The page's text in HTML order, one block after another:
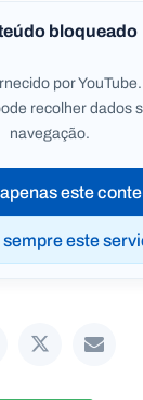
bloqueado
por
recolher dados
navegação.
este
este